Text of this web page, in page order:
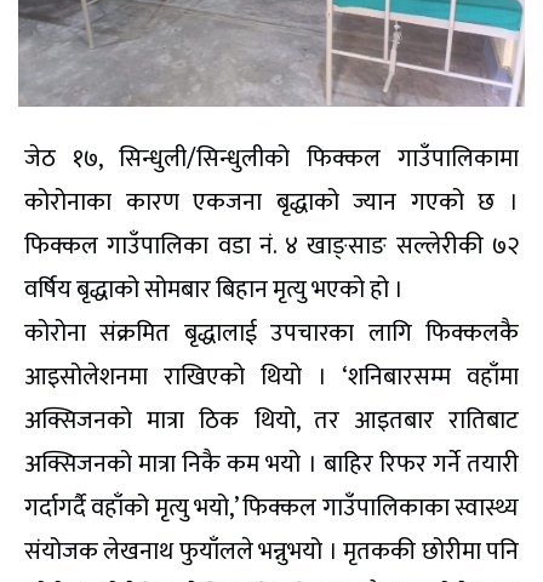
जेठ १७, सिन्धुली/सिन्धुलीको फिक्कल गाउँपालिकामा
कोरोनाका कारण एकजना बृद्धाको ज्यान गएको छ ।
फिक्कल गाउँपालिका वडा नं. ४ खाङ्साङ सल्लेरीकी ७२
वर्षिय बृद्धाको सोमबार बिहान मृत्यु भएको हो ।
कोरोना संक्रमित बृद्धालाई उपचारका लागि फिक्कलकै
आइसोलेशनमा राखिएको थियो । ‘शनिबारसम्म वहाँमा
अक्सिजनको मात्रा ठिक थियो, तर आइतबार रातिबाट
अक्सिजनको मात्रा निकै कम भयो । बाहिर रिफर गर्ने तयारी
गर्दागर्दै वहाँको मृत्यु भयो,’ फिक्कल गाउँपालिकाका स्वास्थ्य
संयोजक लेखनाथ फुयाँलले भन्नुभयो । मृतककी छोरीमा पनि